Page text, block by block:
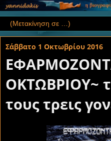
Σάββατο 1 Οκτωβρίου 2016
ΟΚΤΩΒΡΙΟΥ~
τους τρεις